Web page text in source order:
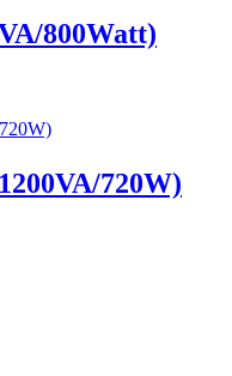
800Watt)
720W)